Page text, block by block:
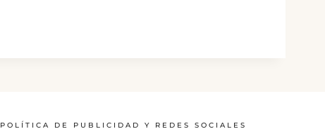
POLÍTICA DE PUBLICIDAD Y REDES SOCIALES